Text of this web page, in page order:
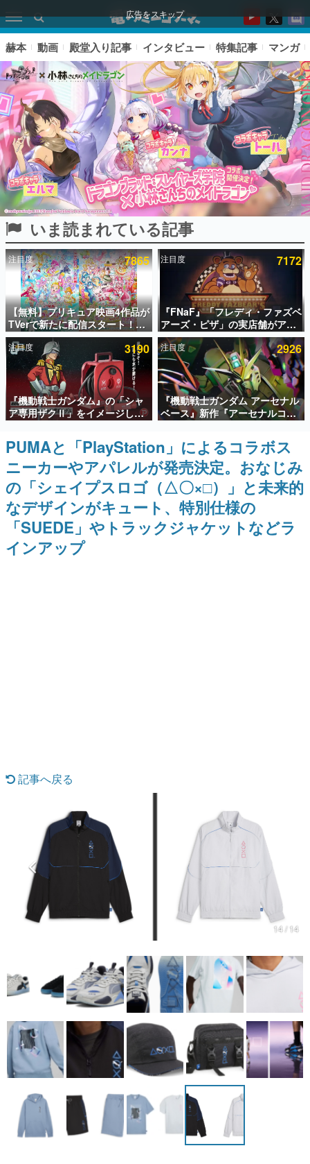
広告をスキップ
ピックアップ
電ファミのいま読まれている記事ランキング
アプリセール情報
インタビュー
連載・特集一覧
殿堂入り記事
SNS拡散数が数千以上！ ページビュー数万以上！ などな
ど。多くの人々に読まれた、電ファミ渾身の“殿堂入り”記
事をまとめました。
ゲームの企画書
名作ゲームクリエイターの方々に製作時のエピソードをお
聞きし、ヒットする企画（ゲーム）とは何か？を探ってい
きます。
赫本
この物語を解いてはいけない。『赫本』は、〈試験問題〉
の形をした短編ホラー小説集です。
です。
ゲームが変えた日本語
「経験値」「裏技」「ラスボス」… ゲームにまつわる言葉
の起源や用法の変遷を、コンピューター文化史研究家・タ
イニーP氏が徹底調査。
カテゴリ
女性向け
アプリレビュー
その他
電ファミニコゲーマーとは？
運営：株式会社マレ
赫本 動画 殿堂入り記事 インタビュー 特集記事 マンガ
いま読まれている記事
注目度 7865
【無料】プリキュア映画4作品が
TVerで新たに配信スタート！な
んと2018年～2024年の映画ほぼ
すべてが見放題に、ぶっちゃけ
ありえないラインナップ
注目度 7172
『FNaF』「フレディ・ファズベ
アーズ・ピザ」の実店舗がアメ
リカの商業施設「American
Dream」に2027年オープン！
ScottGamesとの共同開発、食
事だけでなくステージショーや
没入型のホラー体験も楽しめる
注目度 3190
『機動戦士ガンダム』の「シャ
ア専用ザクⅡ」をイメージした
散水ホースリールが予約開始。
本体にはシャアのパーソナルマ
ークやジオン公国軍のエンブレ
ム、型式番号などを配置
注目度 2926
『機動戦士ガンダム アーセナル
ベース』新作『アーセナルコマ
ンダー』発表！8月28日からオ
ープンベータテスト開催、2027
年2月下旬に稼働予定
PUMAと「PlayStation」によるコラボス
ニーカーやアパレルが発売決定。おなじみ
の「シェイプスロゴ（△〇×□）」と未来的
なデザインがキュート、特別仕様の
「SUEDE」やトラックジャケットなどラ
インアップ
記事へ戻る
14 / 14